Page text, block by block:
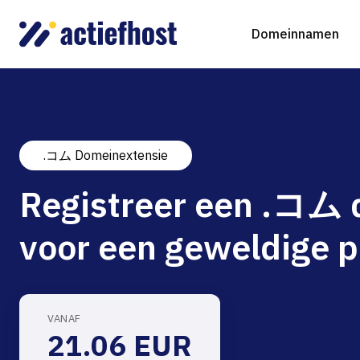
Domeinnamen
Domeinnaam registreren
Domeinnaam verhuizen
gTLD-extensies
Webhosting
NGINX Hosting
Virtual Servers
Beheerde Cloud Virtuele Server
.コム Domeinextensie
Registreer een .コム
voor een geweldige
VANAF
21.06 EUR